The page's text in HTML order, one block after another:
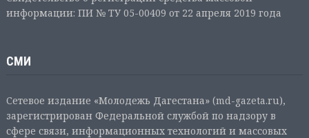
информации: ПИ № ТУ 05-00409 от 22 апреля 2019 года
СМИ
Сетевое издание «Молодежь Дагестана» (md-gazeta.ru),
зарегистрирован Федеральной службой по надзору в
сфере связи, информационных технологий и массовых